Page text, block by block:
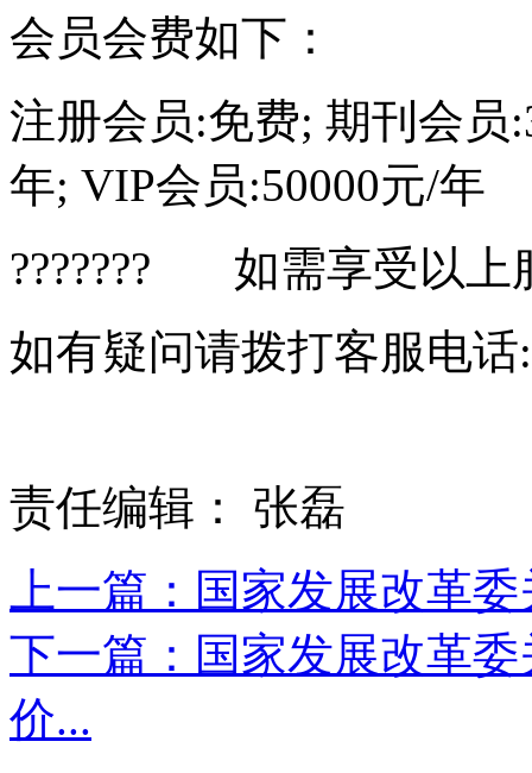
会员会费如下：
注册会员:免费; 期刊会员
年; VIP会员:50000元/年
??????? 如需享受以上
如有疑问请拨打客服电话
责任编辑： 张磊
上一篇：国家发展改革
下一篇：国家发展改革
价...